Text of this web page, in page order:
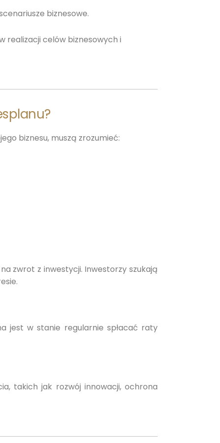
biznesowe.
realizacji celów biznesowych i
biznesu, muszą zrozumieć:
zwrot z inwestycji. Inwestorzy szukają
jest w stanie regularnie spłacać raty
takich jak rozwój innowacji, ochrona